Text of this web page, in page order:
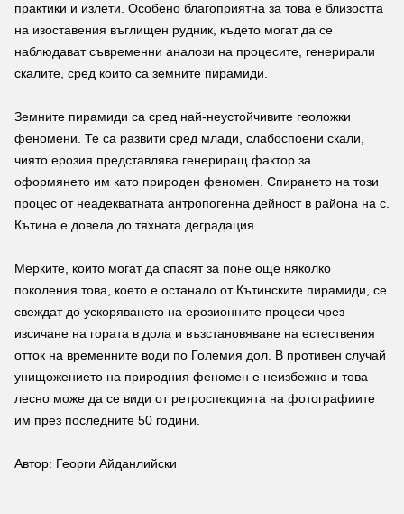
практики и излети. Особено благоприятна за това е близостта
на изоставения въглищен рудник, където могат да се
наблюдават съвременни аналози на процесите, генерирали
скалите, сред които са земните пирамиди.
Земните пирамиди са сред най-неустойчивите геоложки
феномени. Те са развити сред млади, слабоспоени скали,
чиято ерозия представлява генериращ фактор за
оформянето им като природен феномен. Спирането на този
процес от неадекватната антропогенна дейност в района на с.
Кътина е довела до тяхната деградация.
Мерките, които могат да спасят за поне още няколко
поколения това, което е останало от Кътинските пирамиди, се
свеждат до ускоряването на ерозионните процеси чрез
изсичане на гората в дола и възстановяване на естествения
отток на временните води по Големия дол. В противен случай
унищожението на природния феномен е неизбежно и това
лесно може да се види от ретроспекцията на фотографиите
им през последните 50 години.
Автор: Георги Айданлийски